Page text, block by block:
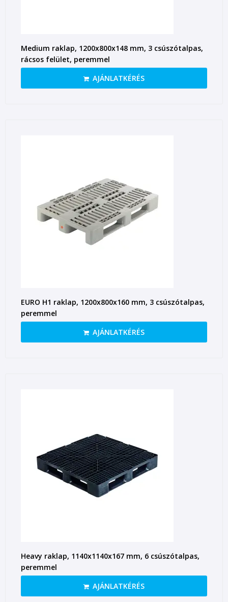
Medium raklap, 1200x800x148 mm, 3 csúszótalpas,
rácsos felület, peremmel
AJÁNLATKÉRÉS
EURO H1 raklap, 1200x800x160 mm, 3 csúszótalpas,
peremmel
AJÁNLATKÉRÉS
Heavy raklap, 1140x1140x167 mm, 6 csúszótalpas,
peremmel
AJÁNLATKÉRÉS